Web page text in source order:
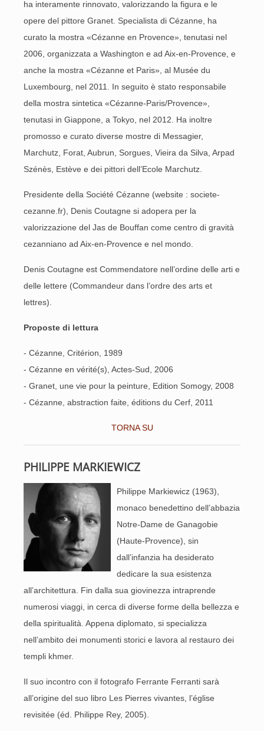
ha interamente rinnovato, valorizzando la figura e le
opere del pittore Granet. Specialista di Cézanne, ha
curato la mostra «Cézanne en Provence», tenutasi nel
2006, organizzata a Washington e ad Aix-en-Provence, e
anche la mostra «Cézanne et Paris», al Musée du
Luxembourg, nel 2011. In seguito è stato responsabile
della mostra sintetica «Cézanne-Paris/Provence»,
tenutasi in Giappone, a Tokyo, nel 2012. Ha inoltre
promosso e curato diverse mostre di Messagier,
Marchutz, Forat, Aubrun, Sorgues, Vieira da Silva, Arpad
Szénès, Estève e dei pittori dell’Ecole Marchutz.
Presidente della Société Cézanne (website : societe-
cezanne.fr), Denis Coutagne si adopera per la
valorizzazione del Jas de Bouffan come centro di gravità
cezanniano ad Aix-en-Provence e nel mondo.
Denis Coutagne est Commendatore nell’ordine delle arti e
delle lettere (Commandeur dans l’ordre des arts et
lettres).
Proposte di lettura
- Cézanne, Critérion, 1989
- Cézanne en vérité(s), Actes-Sud, 2006
- Granet, une vie pour la peinture, Edition Somogy, 2008
- Cézanne, abstraction faite, éditions du Cerf, 2011
TORNA SU
PHILIPPE MARKIEWICZ
Philippe Markiewicz (1963),
monaco benedettino dell’abbazia
Notre-Dame de Ganagobie
(Haute-Provence), sin
dall’infanzia ha desiderato
dedicare la sua esistenza
all’architettura. Fin dalla sua giovinezza intraprende
numerosi viaggi, in cerca di diverse forme della bellezza e
della spiritualità. Appena diplomato, si specializza
nell’ambito dei monumenti storici e lavora al restauro dei
templi khmer.
Il suo incontro con il fotografo Ferrante Ferranti sarà
all’origine del suo libro Les Pierres vivantes, l’église
revisitée (éd. Philippe Rey, 2005).